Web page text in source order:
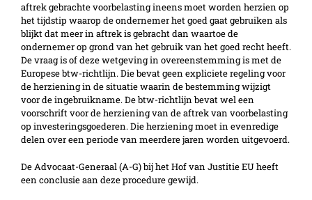
aftrek gebrachte voorbelasting ineens moet worden herzien op
het tijdstip waarop de ondernemer het goed gaat gebruiken als
blijkt dat meer in aftrek is gebracht dan waartoe de
ondernemer op grond van het gebruik van het goed recht heeft.
De vraag is of deze wetgeving in overeenstemming is met de
Europese btw-richtlijn. Die bevat geen expliciete regeling voor
de herziening in de situatie waarin de bestemming wijzigt
voor de ingebruikname. De btw-richtlijn bevat wel een
voorschrift voor de herziening van de aftrek van voorbelasting
op investeringsgoederen. Die herziening moet in evenredige
delen over een periode van meerdere jaren worden uitgevoerd.
De Advocaat-Generaal (A-G) bij het Hof van Justitie EU heeft
een conclusie aan deze procedure gewijd.